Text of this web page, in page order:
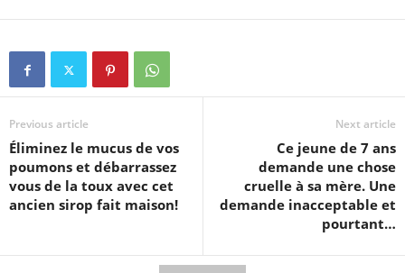
Previous article
Éliminez le mucus de vos
poumons et débarrassez
vous de la toux avec cet
ancien sirop fait maison!
Next article
Ce jeune de 7 ans
demande une chose
cruelle à sa mère. Une
demande inacceptable et
pourtant…